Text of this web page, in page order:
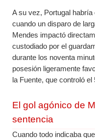
A su vez, Portugal
cuando un disparo de
Mendes impactó
custodiado por el
durante los noventa
posesión ligeramente
la Fuente, que controló el
El gol agónico de
sentencia
Cuando todo indicaba